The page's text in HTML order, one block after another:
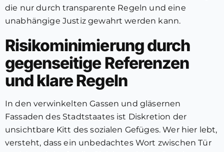
die nur durch transparente Regeln und eine
unabhängige Justiz gewahrt werden kann.
Risikominimierung durch
gegenseitige Referenzen
und klare Regeln
In den verwinkelten Gassen und gläsernen
Fassaden des Stadtstaates ist Diskretion der
unsichtbare Kitt des sozialen Gefüges. Wer hier lebt,
versteht, dass ein unbedachtes Wort zwischen Tür